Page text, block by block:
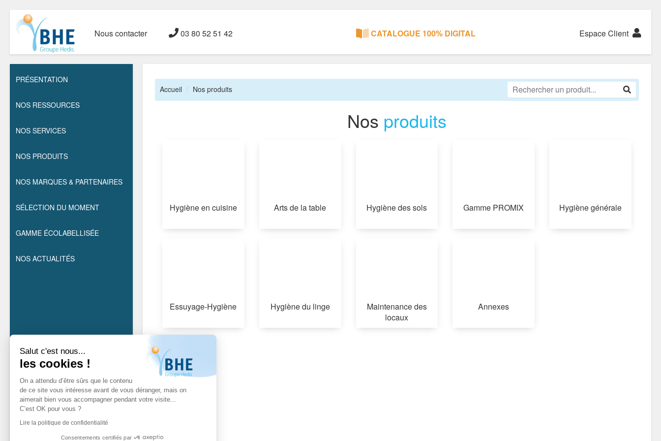
Salut c'est nous...
les cookies !
On a attendu d’être sûrs que le contenu
de ce site vous intéresse avant de vous déranger, mais on
aimerait bien vous accompagner pendant votre visite...
C’est OK pour vous ?
Lire la politique de confidentialité
Consentements certifiés par
Nous contacter 03 80 52 51 42 CATALOGUE 100% DIGITAL Espace Client
PRÉSENTATION
NOS RESSOURCES
NOS SERVICES
NOS PRODUITS
NOS MARQUES & PARTENAIRES
SÉLECTION DU MOMENT
GAMME ÉCOLABELLISÉE
NOS ACTUALITÉS
Accueil Nos produits
Nos produits
Hygiène en cuisine Arts de la table Hygiène des sols Gamme PROMIX Hygiène générale
Essuyage-Hygiène Hygiène du linge
Maintenance des
locaux
Annexes